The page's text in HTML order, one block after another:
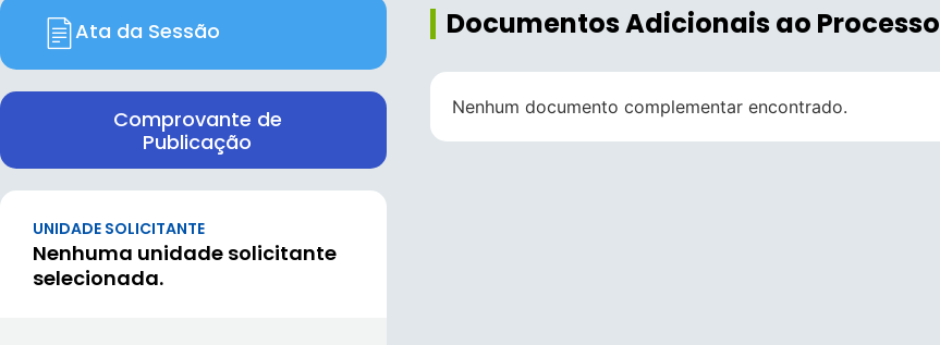
Ata da Sessão
Comprovante de
Publicação
UNIDADE SOLICITANTE
Nenhuma unidade solicitante
selecionada.
Documentos Adicionais ao Processo
Nenhum documento complementar encontrado.